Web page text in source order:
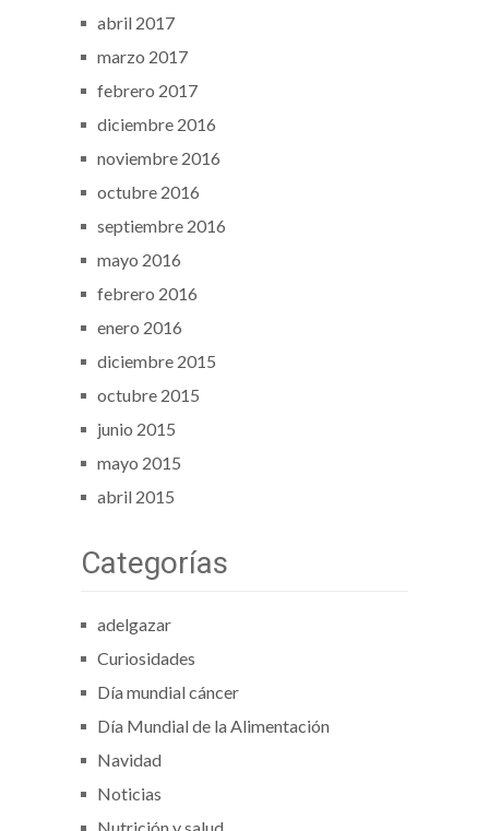
abril 2017
marzo 2017
febrero 2017
diciembre 2016
noviembre 2016
octubre 2016
septiembre 2016
mayo 2016
febrero 2016
enero 2016
diciembre 2015
octubre 2015
junio 2015
mayo 2015
abril 2015
Categorías
adelgazar
Curiosidades
Día mundial cáncer
Día Mundial de la Alimentación
Navidad
Noticias